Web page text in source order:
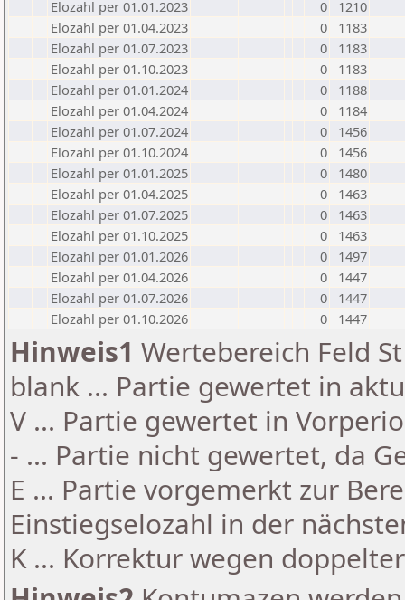
Elozahl per 01.01.2023
0
1210
Elozahl per 01.04.2023
0
1183
Elozahl per 01.07.2023
0
1183
Elozahl per 01.10.2023
0
1183
Elozahl per 01.01.2024
0
1188
Elozahl per 01.04.2024
0
1184
Elozahl per 01.07.2024
0
1456
Elozahl per 01.10.2024
0
1456
Elozahl per 01.01.2025
0
1480
Elozahl per 01.04.2025
0
1463
Elozahl per 01.07.2025
0
1463
Elozahl per 01.10.2025
0
1463
Elozahl per 01.01.2026
0
1497
Elozahl per 01.04.2026
0
1447
Elozahl per 01.07.2026
0
1447
Elozahl per 01.10.2026
0 1447
Hinweis1 Wertebereich Feld
blank ... Partie gewertet in
V ... Partie gewertet in
- ... Partie nicht gewertet, da
E ... Partie vorgemerkt zur
Einstiegselozahl in der
K ... Korrektur wegen